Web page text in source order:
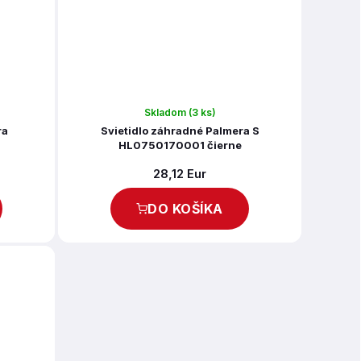
Skladom (3 ks)
Svietidlo záhradné Palmera S
HL0750170001 čierne
28,12 Eur
DO KOŠÍKA